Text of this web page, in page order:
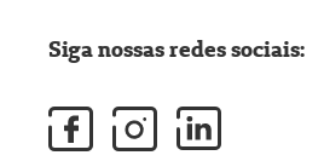
Siga nossas redes sociais: